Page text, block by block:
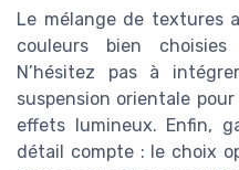
Le mélange de textures
couleurs bien
N’hésitez pas à
suspension orientale
effets lumineux. Enfin,
détail compte : le choix